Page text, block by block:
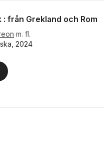
från Grekland och Rom
m. fl.
2024